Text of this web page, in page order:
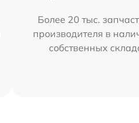
Более 20 тыс.
производителя в
собственных